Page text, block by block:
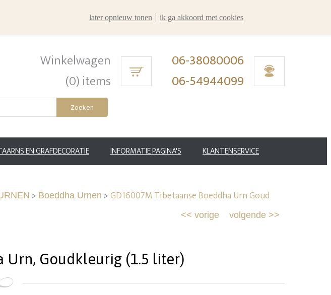
Winkelwagen
(0) items
06-38080006
06-54944099
Zoeken
EN GRAFDECORATIE INFORMATIE PAGINA'S KLANTENSERVICE
> Boeddha Urnen >GD16007M Tibetaanse Boeddha Urn Goud
volgende >>
<< vorige
Urn, Goudkleurig (1.5 liter)
later opnieuw tonen
ik ga akkoord met cookies